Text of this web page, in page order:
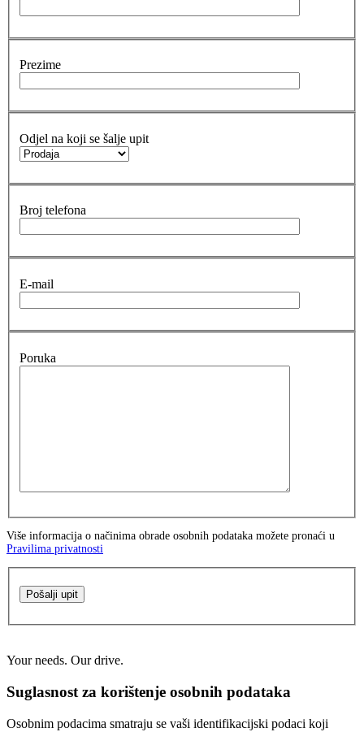
Prezime
Odjel na koji se šalje upit
Broj telefona
E-mail
Poruka
Više informacija o načinima obrade osobnih podataka možete pronaći u
Pravilima privatnosti
Pošalji upit
Your needs. Our drive.
Suglasnost za korištenje osobnih podataka
Osobnim podacima smatraju se vaši identifikacijski podaci koji